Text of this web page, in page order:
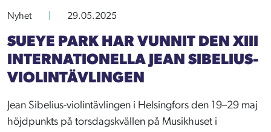
Nyhet 29.05.2025
SUEYE PARK HAR VUNNIT DEN XIII
INTERNATIONELLA JEAN SIBELIUS-
VIOLINTÄVLINGEN
Jean Sibelius-violintävlingen i Helsingfors den 19–29 maj
höjdpunkts på torsdagskvällen på Musikhuset i